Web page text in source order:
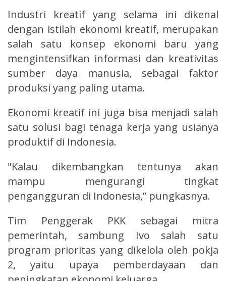
Industri kreatif yang selama ini dikenal
dengan istilah ekonomi kreatif, merupakan
salah satu konsep ekonomi baru yang
mengintensifkan informasi dan kreativitas
sumber daya manusia, sebagai faktor
produksi yang paling utama.
Ekonomi kreatif ini juga bisa menjadi salah
satu solusi bagi tenaga kerja yang usianya
produktif di Indonesia.
"Kalau dikembangkan tentunya akan
mampu mengurangi tingkat
pengangguran di Indonesia,” pungkasnya.
Tim Penggerak PKK sebagai mitra
pemerintah, sambung Ivo salah satu
program prioritas yang dikelola oleh pokja
2, yaitu upaya pemberdayaan dan